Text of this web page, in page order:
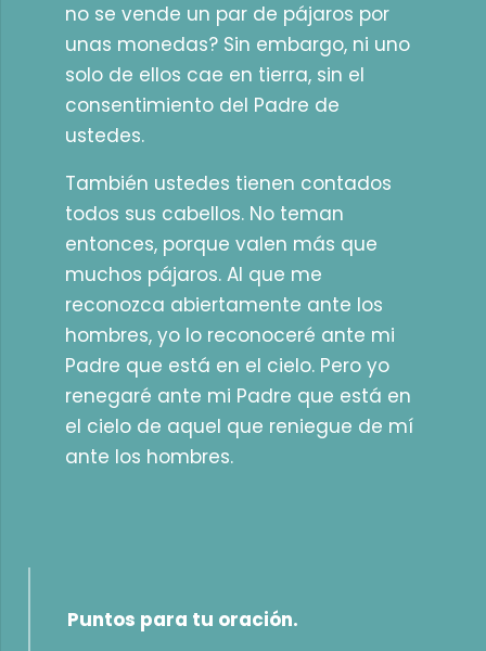
no se vende un par de pájaros por
unas monedas? Sin embargo, ni uno
solo de ellos cae en tierra, sin el
consentimiento del Padre de
ustedes.
También ustedes tienen contados
todos sus cabellos. No teman
entonces, porque valen más que
muchos pájaros. Al que me
reconozca abiertamente ante los
hombres, yo lo reconoceré ante mi
Padre que está en el cielo. Pero yo
renegaré ante mi Padre que está en
el cielo de aquel que reniegue de mí
ante los hombres.
Puntos para tu oración.